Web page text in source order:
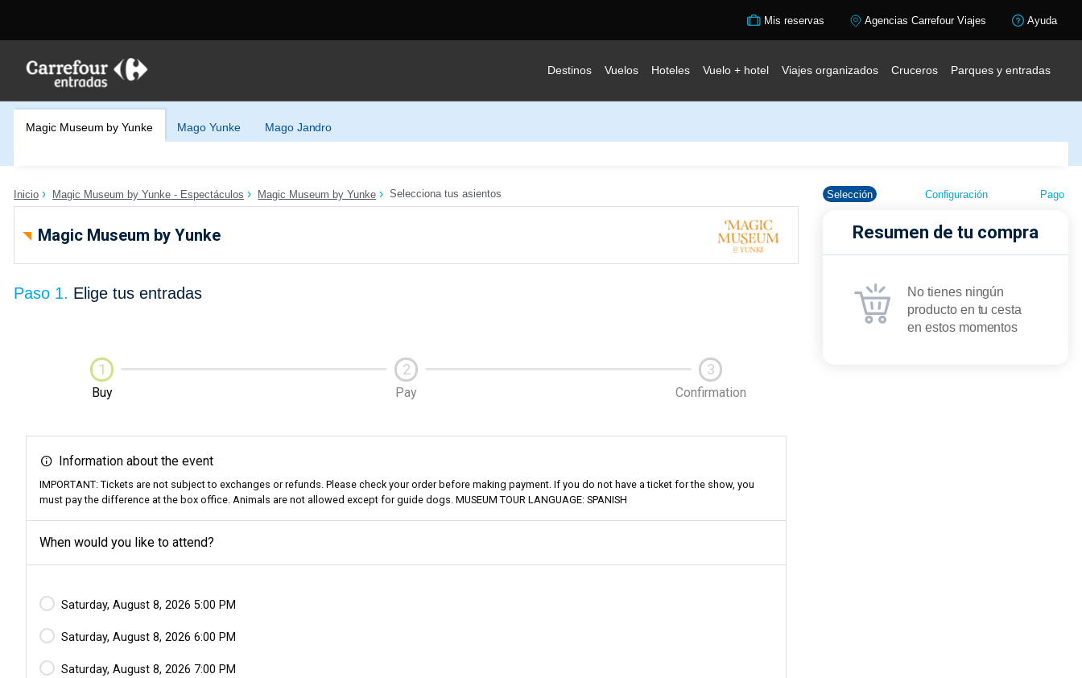
Mis reservas Agencias Carrefour Viajes Ayuda
Destinos Vuelos Hoteles Vuelo + hotel Viajes organizados Cruceros Parques y entradas
Magic Museum by Yunke Mago Yunke Mago Jandro
Inicio Magic Museum by Yunke - Espectáculos Magic Museum by Yunke Selecciona tus asientos
Magic Museum by Yunke
Paso 1. Elige tus entradas
Selección Configuración Pago
Resumen de tu compra
No tienes ningún
producto en tu cesta
en estos momentos